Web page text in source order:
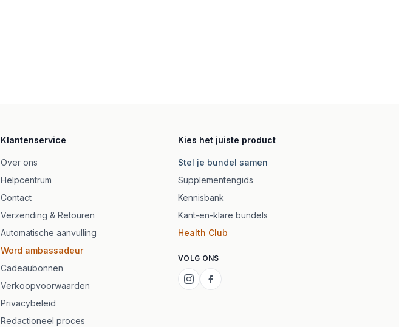
Klantenservice
Over ons
Helpcentrum
Contact
Verzending & Retouren
Automatische aanvulling
Word ambassadeur
Cadeaubonnen
Verkoopvoorwaarden
Privacybeleid
Redactioneel proces
Kies het juiste product
Stel je bundel samen
Supplementengids
Kennisbank
Kant-en-klare bundels
Health Club
VOLG ONS